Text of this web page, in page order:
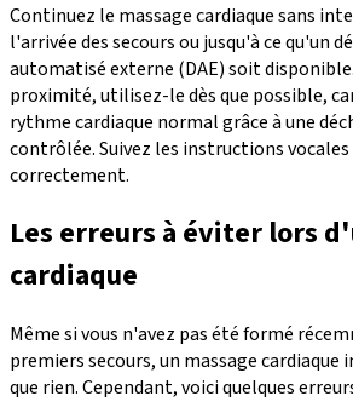
Continuez le massage cardiaque sans
l'arrivée des secours ou jusqu'à ce qu'un
automatisé externe (DAE) soit disponible.
proximité, utilisez-le dès que possible,
rythme cardiaque normal grâce à une
contrôlée. Suivez les instructions
correctement.
Les erreurs à éviter lors
cardiaque
Même si vous n'avez pas été formé
premiers secours, un massage
que rien. Cependant, voici quelques